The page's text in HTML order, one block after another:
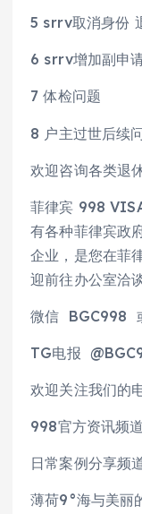
5 srrv取消身份
6 srrv增加副申
7 体检问题
8 户主过世后续
欢迎咨询各类退
菲律宾 998
有各种菲律宾政
企业，是您在菲
迎前往办公室洽
微信 BGC998
TG电报
欢迎关注我们的
998官方资讯频
日常案例分享频
薄荷9°海与美丽